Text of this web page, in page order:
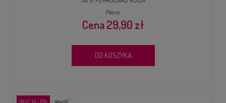
Perro
29,90 zł
DO KOSZYKA
OKAZJA - 15% NOWOŚĆ